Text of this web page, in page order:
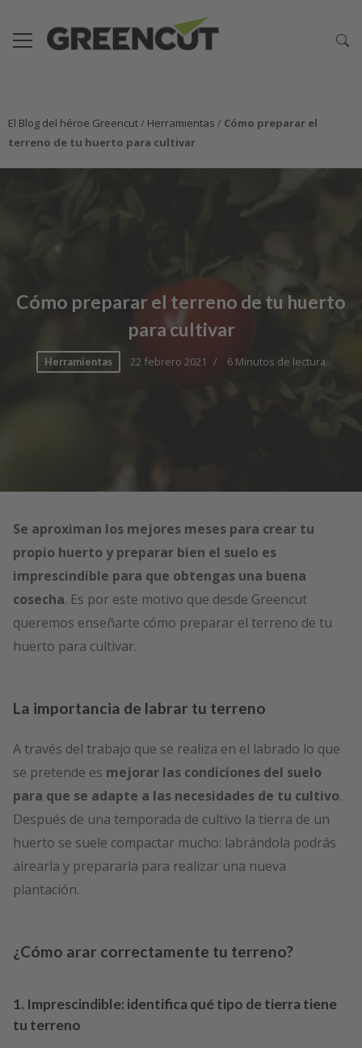
El Blog del héroe Greencut/ Herramientas / Cómo preparar el
terreno de tu huerto para cultivar
Cómo preparar el terreno de tu huerto
para cultivar
Herramientas 22 febrero 2021 6 Minutos de lectura
Se aproximan los mejores meses para crear tu
propio huerto y preparar bien el suelo es
imprescindible para que obtengas una buena
cosecha. Es por este motivo que desde Greencut
queremos enseñarte cómo preparar el terreno de tu
huerto para cultivar.
La importancia de labrar tu terreno
A través del trabajo que se realiza en el labrado lo que
se pretende es mejorar las condiciones del suelo
para que se adapte a las necesidades de tu cultivo.
Después de una temporada de cultivo la tierra de un
huerto se suele compactar mucho: labrándola podrás
airearla y prepararla para realizar una nueva
plantación.
¿Cómo arar correctamente tu terreno?
1. Imprescindible: identifica qué tipo de tierra tiene
tu terreno